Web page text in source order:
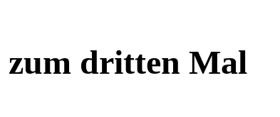
zum dritten Mal